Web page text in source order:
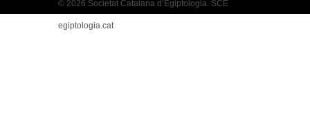
© 2026 Societat Catalana d’Egiptologia. SCE
egiptologia.cat